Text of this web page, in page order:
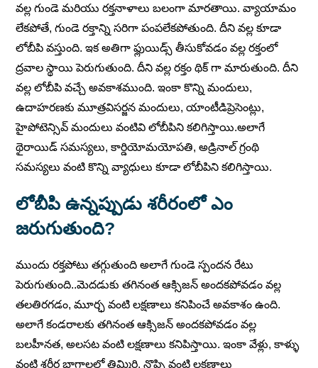
వల్ల గుండె మరియు రక్తనాళాలు బలంగా మారతాయి. వ్యాయామం
లేకపోతే, గుండె రక్తాన్ని సరిగా పంపలేకపోతుంది. దీని వల్ల కూడా
లోబీపి వస్తుంది. ఇక అతిగా ఫ్లుయిడ్స్ తీసుకోవడం వల్ల రక్తంలో
ద్రవాల స్థాయి పెరుగుతుంది. దీని వల్ల రక్తం థిక్ గా మారుతుంది. దీని
వల్ల లోబీపి వచ్చే అవకాశముంది. ఇంకా కొన్ని మందులు,
ఉదాహరణకు మూత్రవిసర్జన మందులు, యాంటీడిప్రెసెంట్లు,
హైపోటెన్సివ్ మందులు వంటివి లోబీపిని కలిగిస్తాయి.అలాగే
థైరాయిడ్ సమస్యలు, కార్డియోమయోపతి, అడ్రినాల్ గ్రంథి
సమస్యలు వంటి కొన్ని వ్యాధులు కూడా లోబీపిని కలిగిస్తాయి.
లోబీపి ఉన్నప్పుడు శరీరంలో ఎం
జరుగుతుంది?
ముందు రక్తపోటు తగ్గుతుంది అలాగే గుండె స్పందన రేటు
పెరుగుతుంది..మెదడుకు తగినంత ఆక్సిజన్ అందకపోవడం వల్ల
తలతిరగడం, మూర్ఛ వంటి లక్షణాలు కనిపించే అవకాశం ఉంది.
అలాగే కండరాలకు తగినంత ఆక్సిజన్ అందకపోవడం వల్ల
బలహీనత, అలసట వంటి లక్షణాలు కనిపిస్తాయి. ఇంకా వేళ్లు, కాళ్ళు
వంటి శరీర భాగాలలో తిమ్మిరి, నొప్పి వంటి లక్షణాలు